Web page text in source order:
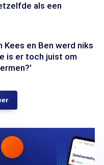
als een
Kees en Ben werd niks
is er toch juist om